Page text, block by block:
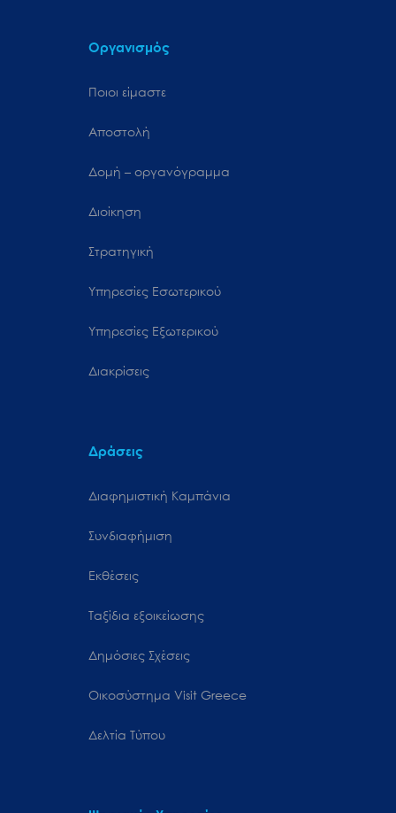
Οργανισμός
Ποιοι είμαστε
Αποστολή
Δομή – οργανόγραμμα
Διοίκηση
Στρατηγική
Υπηρεσίες Εσωτερικού
Υπηρεσίες Εξωτερικού
Διακρίσεις
Δράσεις
Διαφημιστική Καμπάνια
Συνδιαφήμιση
Εκθέσεις
Ταξίδια εξοικείωσης
Δημόσιες Σχέσεις
Oικοσύστημα Visit Greece
Δελτία Τύπου